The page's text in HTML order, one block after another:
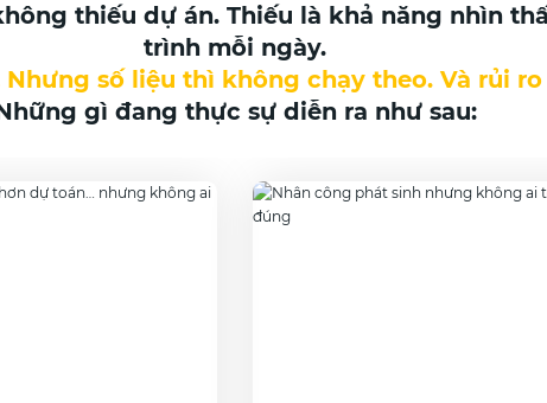
thiếu dự án. Thiếu là khả năng nhìn
trình mỗi ngày.
số liệu thì không chạy theo. Và rủi
gì đang thực sự diễn ra như sau: